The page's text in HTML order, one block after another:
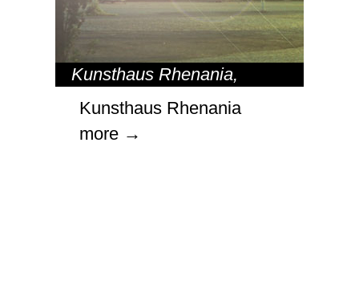
Kunsthaus Rhenania,
ORTE
Kunsthaus Rhenania
more →